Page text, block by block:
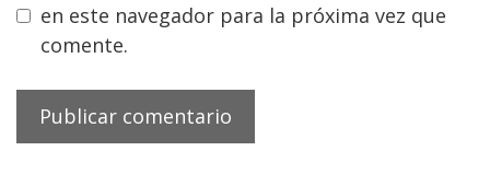
en este navegador para la próxima vez que
comente.